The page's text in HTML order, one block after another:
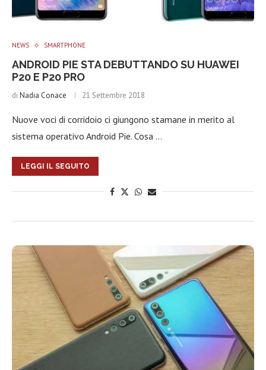
NEWS SMARTPHONE
ANDROID PIE STA DEBUTTANDO SU HUAWEI
P20 E P20 PRO
di Nadia Conace 21 Settembre 2018
Nuove voci di corridoio ci giungono stamane in merito al
sistema operativo Android Pie. Cosa …
LEGGI IL SEGUITO